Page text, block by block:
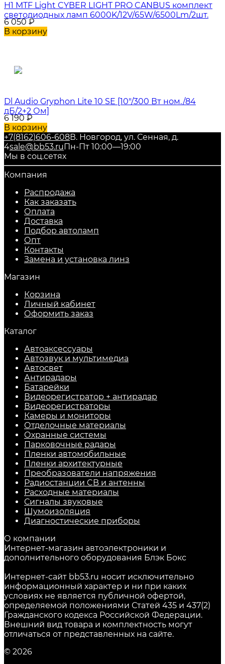
H1 MTF Light CYBER LIGHT PRO CANBUS комплект
светодиодных ламп 6000K/12V/65W/6500Lm/2шт.
6 050₽
В корзину
Dl Audio Gryphon Lite 10 SE [10"/300 Вт ном./84
дБ/2+2 Ом]
6 190₽
В корзину
+7(8162)606-608В. Новгород, ул. Сенная, д.
4sale@bb53.ruПн-Пт 10:00—19:00
Мы в соц.сетях
Компания
Распродажа
Как заказать
Оплата
Доставка
Подбор автоламп
Опт
Контакты
Замена и установка линз
Магазин
Корзина
Личный кабинет
Оформить заказ
Каталог
Автоаксессуары
Автозвук и мультимедиа
Автосвет
Антирадары
Батарейки
Видеорегистратор + антирадар
Видеорегистраторы
Камеры и мониторы
Отделочные материалы
Охранные системы
Парковочные радары
Пленки автомобильные
Пленки архитектурные
Преобразователи напряжения
Радиостанции CB и антенны
Расходные материалы
Сигналы звуковые
Шумоизоляция
Диагностические приборы
О компании
Интернет-магазин автоэлектроники и
дополнительного оборудования Блэк Бокс
Интернет-сайт bb53.ru носит исключительно
информационный характер и ни при каких
условиях не является публичной офертой,
определяемой положениями Статей 435 и 437(2)
Гражданского кодекса Российской Федерации.
Внешний вид товара и комплектность могут
отличаться от представленных на сайте.
© 2026